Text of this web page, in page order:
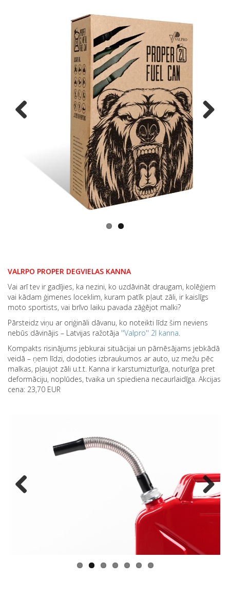
Vai arī tev ir gadījies, ka nezini, ko uzdāvināt draugam, kolēģiem
vai kādam ģimenes loceklim, kuram patīk pļaut zāli, ir kaislīgs
moto sportists, vai brīvo laiku pavada zāģējot malki?
Pārsteidz viņu ar oriģināli dāvanu, ko noteikti līdz šim neviens
Kompakts risinājums jebkurai situācijai un pārnēsājams jebkādā
veidā – ņem līdzi, dodoties izbraukumos ar auto, uz mežu pēc
malkas, pļaujot zāli u.t.t. Kanna ir karstumizturīga, noturīga pret
deformāciju, noplūdes, tvaika un spiediena necaurlaidīga. Akcijas